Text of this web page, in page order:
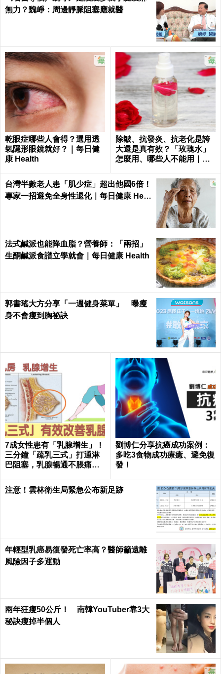
無力？魏崢：周邊靜脈阻塞應就醫
乾眼症哪些人會得？選用透
氣隱形眼鏡就好？｜每日健
康 Health
除皺、抗發炎、抗老化是誇
大還是真有效？「玫瑰水」
怎麼用、哪些人不能用｜每
台灣半數老人患「肌少症」超出他國6倍！
專家一招避免全身性退化｜每日健康 Heal
法式鹹派也能降血脂？營養師：「兩招」
生酮鹹派食譜立學就會｜每日健康 Health
郭書瑤大方分享「一週健身菜單」 曝瘦
身不會瘦到胸祕訣
7成女性患有「乳腺增生」！
三分鐘「疏乳三式」打通淋
巴阻塞，乳腺暢通不脹痛｜
劉博仁分享抗癌成功案例：
多吃3食物成功療癒、避免復
發！
注意！雲林衛生局緊急公布新足跡
年輕型乳癌易復發死亡率高？醫師籲遠離
風險因子多運動
兩年狂瘦50公斤！ 南韓YouTuber靠3大
秘訣瘦掉半個人